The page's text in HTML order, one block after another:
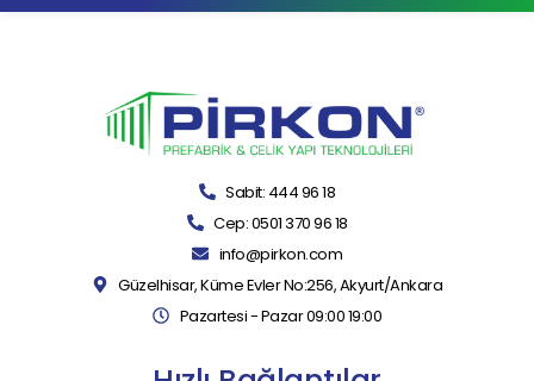
Sabit: 444 96 18
Cep: 0501 370 96 18
info@pirkon.com
Güzelhisar, Küme Evler No:256, Akyurt/Ankara
Pazartesi - Pazar 09:00 19:00